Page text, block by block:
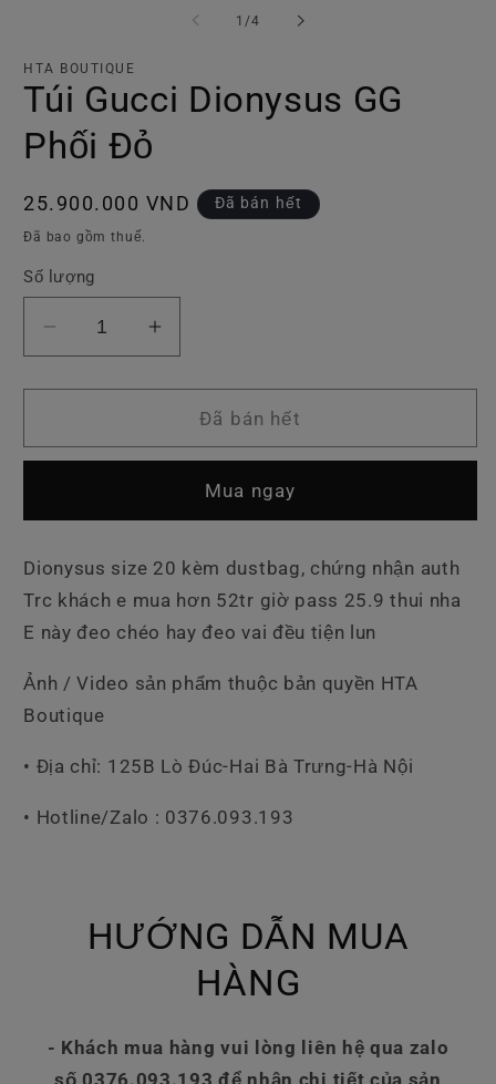
hộp
tương
1/trong
4
HTA BOUTIQUE
Túi Gucci Dionysus GG
Phối Đỏ
Giá
thông
25.900.000 VND Đã bán hết
Đã bao gồm thuế.
Số lượng
Giảm
số
lượng
Túi
GG
Đỏ
Tăng
số
lượng
Túi
Dionysus
GG
Đỏ
Đã bán hết
Mua ngay
Dionysus size 20 kèm dustbag, chứng nhận auth
Trc khách e mua hơn 52tr giờ pass 25.9 thui nha
E này đeo chéo hay đeo vai đều tiện lun
Ảnh / Video sản phẩm thuộc bản quyền HTA
Boutique
• Địa chỉ: 125B Lò Đúc-Hai Bà Trưng-Hà Nội
• Hotline/Zalo : 0376.093.193
HƯỚNG DẪN MUA
HÀNG
- Khách mua hàng vui lòng liên hệ qua zalo